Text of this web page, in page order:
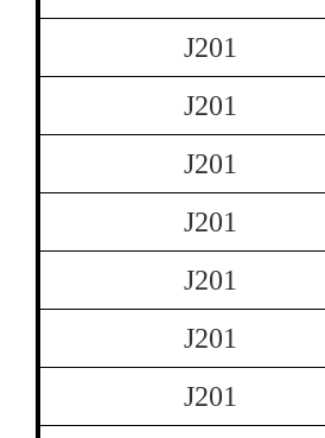
J201
J201
J201
J201
J201
J201
J201